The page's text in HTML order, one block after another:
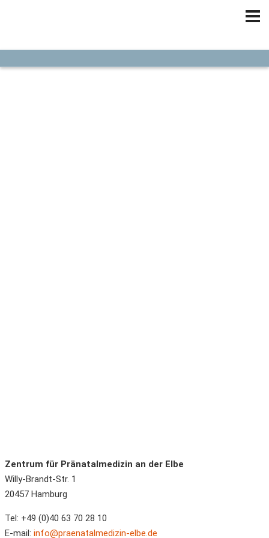
Zentrum für Pränatalmedizin an der Elbe
Willy-Brandt-Str. 1
20457 Hamburg
Tel: +49 (0)40 63 70 28 10
E-mail: info@praenatalmedizin-elbe.de